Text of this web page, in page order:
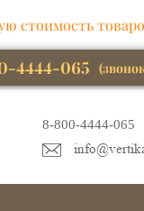
стоимость
4444-065
8-800-4444-065